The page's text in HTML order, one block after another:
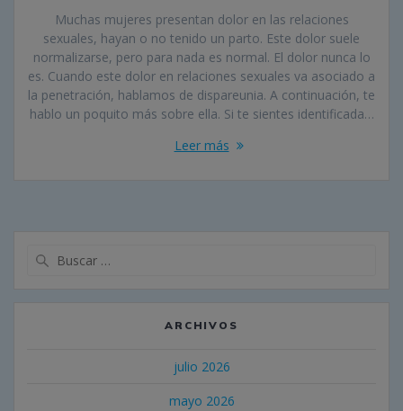
Muchas mujeres presentan dolor en las relaciones
sexuales, hayan o no tenido un parto. Este dolor suele
normalizarse, pero para nada es normal. El dolor nunca lo
es. Cuando este dolor en relaciones sexuales va asociado a
la penetración, hablamos de dispareunia. A continuación, te
hablo un poquito más sobre ella. Si te sientes identificada…
Leer más
ARCHIVOS
julio 2026
mayo 2026